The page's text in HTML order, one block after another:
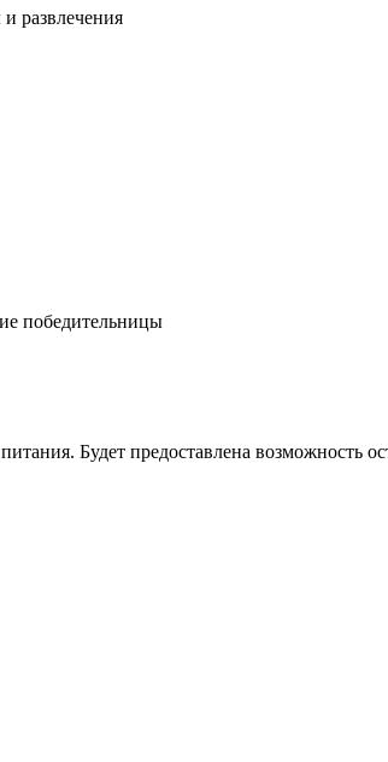
развлечения
победительницы
Будет предоставлена возможность